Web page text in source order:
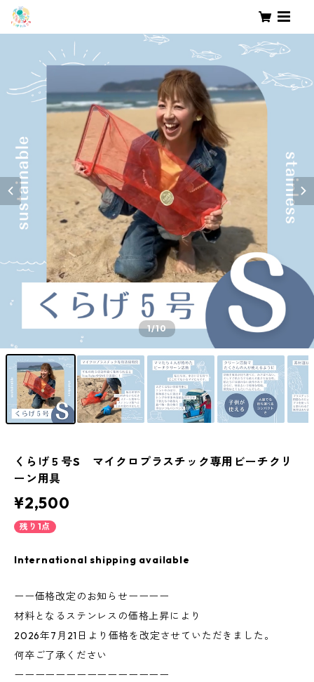
1/10
くらげ５号S マイクロプラスチック専用ビーチクリ
ーン用具
¥2,500
残り1点
International shipping available
ーー価格改定のお知らせーーーー
材料となるステンレスの価格上昇により
2026年7月21日より価格を改定させていただきました。
何卒ご了承ください
ーーーーーーーーーーーーーーー